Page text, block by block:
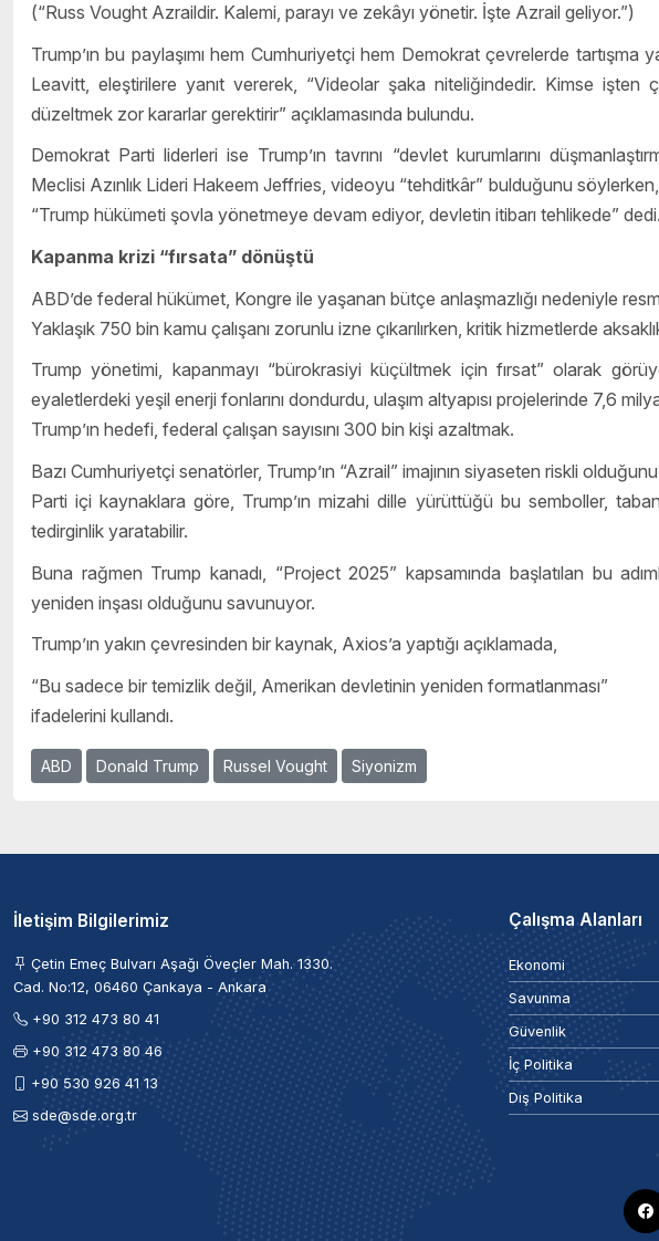
(“Russ Vought Azraildir. Kalemi, parayı ve zekâyı yönetir. İşte Azrail geliyor.”)
Trump’ın bu paylaşımı hem Cumhuriyetçi hem Demokrat çevrelerde
Leavitt, eleştirilere yanıt vererek, “Videolar şaka niteliğindedir. Kimse işten
düzeltmek zor kararlar gerektirir” açıklamasında bulundu.
Demokrat Parti liderleri ise Trump’ın tavrını “devlet kurumlarını
Meclisi Azınlık Lideri Hakeem Jeffries, videoyu “tehditkâr” bulduğunu
“Trump hükümeti şovla yönetmeye devam ediyor, devletin itibarı tehlikede” dedi.
Kapanma krizi “fırsata” dönüştü
ABD’de federal hükümet, Kongre ile yaşanan bütçe anlaşmazlığı nedeniyle
Yaklaşık 750 bin kamu çalışanı zorunlu izne çıkarılırken, kritik hizmetlerde
Trump yönetimi, kapanmayı “bürokrasiyi küçültmek için fırsat” olarak
eyaletlerdeki yeşil enerji fonlarını dondurdu, ulaşım altyapısı projelerinde 7,6
Trump’ın hedefi, federal çalışan sayısını 300 bin kişi azaltmak.
Bazı Cumhuriyetçi senatörler, Trump’ın “Azrail” imajının siyaseten riskli
Parti içi kaynaklara göre, Trump’ın mizahi dille yürüttüğü bu semboller,
tedirginlik yaratabilir.
Buna rağmen Trump kanadı, “Project 2025” kapsamında başlatılan bu
yeniden inşası olduğunu savunuyor.
Trump’ın yakın çevresinden bir kaynak, Axios’a yaptığı açıklamada,
“Bu sadece bir temizlik değil, Amerikan devletinin yeniden formatlanması”
ifadelerini kullandı.
ABD Donald Trump Russel Vought Siyonizm
İletişim Bilgilerimiz
Çetin Emeç Bulvarı Aşağı Öveçler Mah. 1330.
Cad. No:12, 06460 Çankaya - Ankara
+90 312 473 80 41
+90 312 473 80 46
+90 530 926 41 13
sde@sde.org.tr
Çalışma Alanları
Ekonomi
Savunma
Güvenlik
İç Politika
Dış Politika